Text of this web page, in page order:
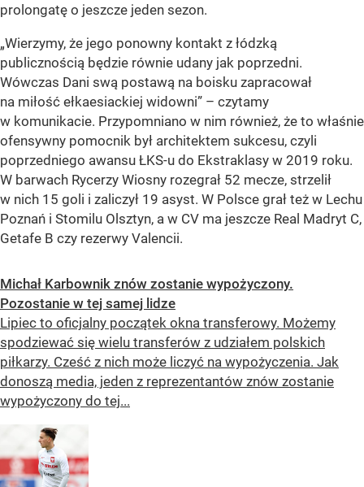
prolongatę o jeszcze jeden sezon.
„Wierzymy, że jego ponowny kontakt z łódzką
publicznością będzie równie udany jak poprzedni.
Wówczas Dani swą postawą na boisku zapracował
na miłość ełkaesiackiej widowni” – czytamy
w komunikacie. Przypomniano w nim również, że to właśnie
ofensywny pomocnik był architektem sukcesu, czyli
poprzedniego awansu ŁKS-u do Ekstraklasy w 2019 roku.
W barwach Rycerzy Wiosny rozegrał 52 mecze, strzelił
w nich 15 goli i zaliczył 19 asyst. W Polsce grał też w Lechu
Poznań i Stomilu Olsztyn, a w CV ma jeszcze Real Madryt C,
Getafe B czy rezerwy Valencii.
Michał Karbownik znów zostanie wypożyczony.
Pozostanie w tej samej lidze
Lipiec to oficjalny początek okna transferowy. Możemy
spodziewać się wielu transferów z udziałem polskich
piłkarzy. Cześć z nich może liczyć na wypożyczenia. Jak
donoszą media, jeden z reprezentantów znów zostanie
wypożyczony do tej...